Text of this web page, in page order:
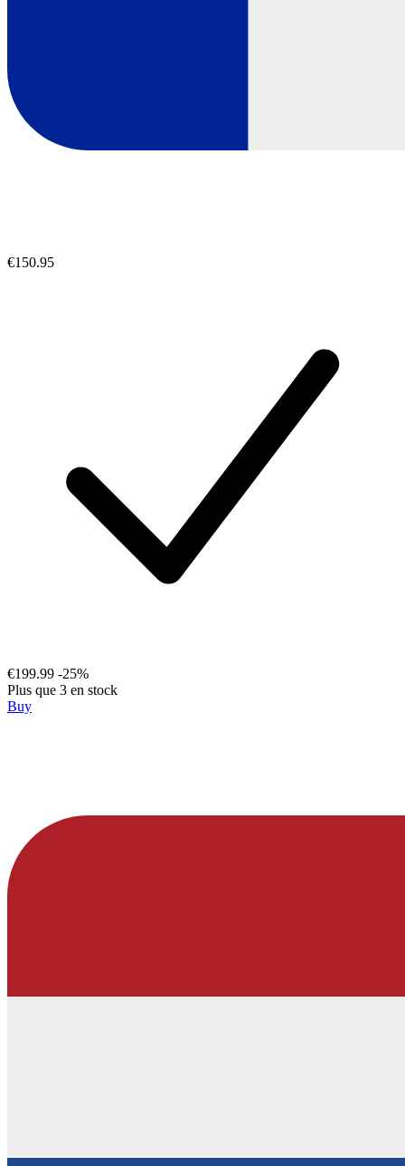
€150.95
€199.99 -25%
Plus que 3 en stock
Buy